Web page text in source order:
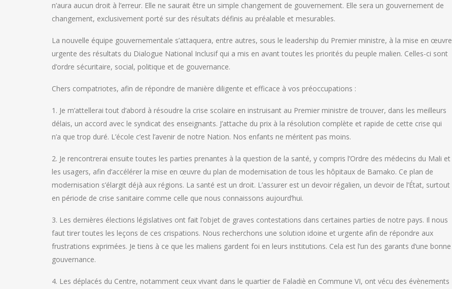
n’aura aucun droit à l’erreur. Elle ne saurait être un simple changement de gouvernement. Elle sera un gouvernement de
changement, exclusivement porté sur des résultats définis au préalable et mesurables.
La nouvelle équipe gouvernementale s’attaquera, entre autres, sous le leadership du Premier ministre, à la mise en œuvre
urgente des résultats du Dialogue National Inclusif qui a mis en avant toutes les priorités du peuple malien. Celles-ci sont
d’ordre sécuritaire, social, politique et de gouvernance.
Chers compatriotes, afin de répondre de manière diligente et efficace à vos préoccupations :
1. Je m’attellerai tout d’abord à résoudre la crise scolaire en instruisant au Premier ministre de trouver, dans les meilleurs
délais, un accord avec le syndicat des enseignants. J’attache du prix à la résolution complète et rapide de cette crise qui
n’a que trop duré. L’école c’est l’avenir de notre Nation. Nos enfants ne méritent pas moins.
2. Je rencontrerai ensuite toutes les parties prenantes à la question de la santé, y compris l’Ordre des médecins du Mali et
les usagers, afin d’accélérer la mise en œuvre du plan de modernisation de tous les hôpitaux de Bamako. Ce plan de
modernisation s’élargit déjà aux régions. La santé est un droit. L’assurer est un devoir régalien, un devoir de l’État, surtout
en période de crise sanitaire comme celle que nous connaissons aujourd’hui.
3. Les dernières élections législatives ont fait l’objet de graves contestations dans certaines parties de notre pays. Il nous
faut tirer toutes les leçons de ces crispations. Nous recherchons une solution idoine et urgente afin de répondre aux
frustrations exprimées. Je tiens à ce que les maliens gardent foi en leurs institutions. Cela est l’un des garants d’une bonne
gouvernance.
4. Les déplacés du Centre, notamment ceux vivant dans le quartier de Faladiè en Commune VI, ont vécu des évènements